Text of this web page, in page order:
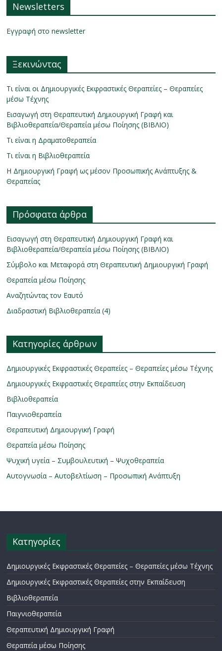
Newsletters
Εγγραφή στο newsletter
Ξεκινώντας
Τι είναι οι Δημιουργικές Εκφραστικές Θεραπείες – Θεραπείες
μέσω Τέχνης
Εισαγωγή στη Θεραπευτική Δημιουργική Γραφή και
Βιβλιοθεραπεία/Θεραπεία μέσω Ποίησης (ΒΙΒΛΙΟ)
Τι είναι η Δραματοθεραπεία
Τι είναι η Βιβλιοθεραπεία
Η Δημιουργική Γραφή ως μέσον Προσωπικής Ανάπτυξης &
Θεραπείας
Πρόσφατα άρθρα
Εισαγωγή στη Θεραπευτική Δημιουργική Γραφή και
Βιβλιοθεραπεία/Θεραπεία μέσω Ποίησης (ΒΙΒΛΙΟ)
Σύμβολο και Μεταφορά στη Θεραπευτική Δημιουργική Γραφή
Θεραπεία μέσω Ποίησης
Αναζητώντας τον Εαυτό
Διαδραστική Βιβλιοθεραπεία (4)
Κατηγορίες άρθρων
Δημιουργικές Εκφραστικές Θεραπείες – Θεραπείες μέσω Τέχνης
Δημιουργικές Εκφραστικές Θεραπείες στην Εκπαίδευση
Βιβλιοθεραπεία
Παιγνιοθεραπεία
Θεραπευτική Δημιουργική Γραφή
Θεραπεία μέσω Ποίησης
Ψυχική υγεία – Συμβουλευτική – Ψυχοθεραπεία
Αυτογνωσία – Αυτοβελτίωση – Προσωπική Ανάπτυξη
Κατηγορίες
Δημιουργικές Εκφραστικές Θεραπείες – Θεραπείες μέσω Τέχνης
Δημιουργικές Εκφραστικές Θεραπείες στην Εκπαίδευση
Βιβλιοθεραπεία
Παιγνιοθεραπεία
Θεραπευτική Δημιουργική Γραφή
Θεραπεία μέσω Ποίησης